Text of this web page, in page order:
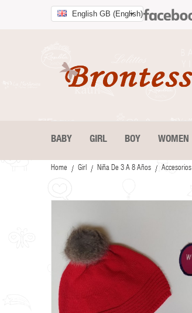
English GB (English)
BABY GIRL BOY WOMEN
Home Girl Niña De 3 A 8 Años Accesorios